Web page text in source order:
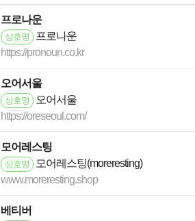
프로나운
상호명
프로나운
https://pronoun.co.kr
오어서울
상호명
오어서울
https://oreseoul.com/
모어레스팅
상호명
모어레스팅(moreresting)
www.moreresting.shop
베티버